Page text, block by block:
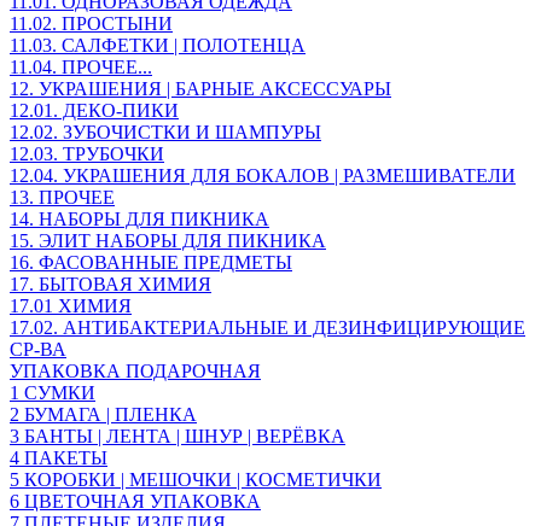
11.02. ПРОСТЫНИ
11.03. САЛФЕТКИ | ПОЛОТЕНЦА
11.04. ПРОЧЕЕ...
12. УКРАШЕНИЯ | БАРНЫЕ АКСЕССУАРЫ
12.01. ДЕКО-ПИКИ
12.02. ЗУБОЧИСТКИ И ШАМПУРЫ
12.03. ТРУБОЧКИ
12.04. УКРАШЕНИЯ ДЛЯ БОКАЛОВ | РАЗМЕШИВАТЕЛИ
13. ПРОЧЕЕ
14. НАБОРЫ ДЛЯ ПИКНИКА
15. ЭЛИТ НАБОРЫ ДЛЯ ПИКНИКА
16. ФАСОВАННЫЕ ПРЕДМЕТЫ
17. БЫТОВАЯ ХИМИЯ
17.01 ХИМИЯ
17.02. АНТИБАКТЕРИАЛЬНЫЕ И ДЕЗИНФИЦИРУЮЩИЕ
СР-ВА
УПАКОВКА ПОДАРОЧНАЯ
1 СУМКИ
2 БУМАГА | ПЛЕНКА
3 БАНТЫ | ЛЕНТА | ШНУР | ВЕРЁВКА
4 ПАКЕТЫ
5 КОРОБКИ | МЕШОЧКИ | КОСМЕТИЧКИ
6 ЦВЕТОЧНАЯ УПАКОВКА